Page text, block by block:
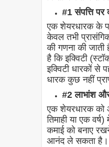
#1 संपत्ति
एक शेयरधारक के
केवल तभी
की गणना की
है कि इक्विटी
इक्विटी धारकों से
धारक कुछ नहीं
#2 लाभांश
एक शेयरधारक को
तिमाही या एक
कमाई को बनाए
आनंद ले सकता है।